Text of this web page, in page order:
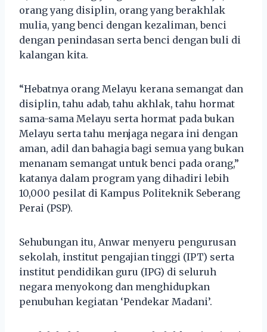
orang yang disiplin, orang yang berakhlak
mulia, yang benci dengan kezaliman, benci
dengan penindasan serta benci dengan buli di
kalangan kita.
“Hebatnya orang Melayu kerana semangat dan
disiplin, tahu adab, tahu akhlak, tahu hormat
sama-sama Melayu serta hormat pada bukan
Melayu serta tahu menjaga negara ini dengan
aman, adil dan bahagia bagi semua yang bukan
menanam semangat untuk benci pada orang,”
katanya dalam program yang dihadiri lebih
10,000 pesilat di Kampus Politeknik Seberang
Perai (PSP).
Sehubungan itu, Anwar menyeru pengurusan
sekolah, institut pengajian tinggi (IPT) serta
institut pendidikan guru (IPG) di seluruh
negara menyokong dan menghidupkan
penubuhan kegiatan ‘Pendekar Madani’.